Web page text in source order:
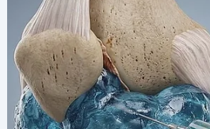
— Надо подойти, — сказал
Возможно, всё просто.
Мы подошли к их столику.
высокий, элегантный
только на неё. А её глаза… в